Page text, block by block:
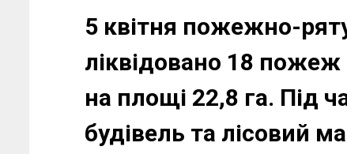
5 квітня пожежно-
ліквідовано 18
на площі 22,8 га. Під
будівель та лісовий